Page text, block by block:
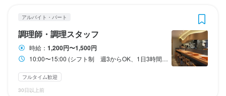
アルバイト・パート
調理師・調理スタッフ
時給： 1,200円〜1,500円
10:00〜15:00 (シフト制 週3からOK、1日3時間勤務からOK) 17:00〜22:00 (シフト制 週3からOK、1日3時間勤務からOK) 週末歓迎
フルタイム歓迎
30日以上前
交通費1日500円迄
収入例
時給1200円　週4日出勤　1日4時間勤務
月額約70.000円の収入　(週4換算で計算した目安総額)
交通費1日500円迄
収入例
時給1100円　週4日出勤　1日4時間勤務
月額約70.000円の収入　(週4換算で計算した目安総額)